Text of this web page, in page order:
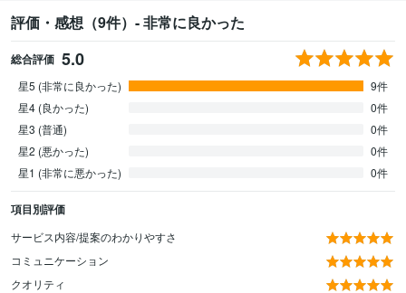
評価・感想（9件）- 非常に良かった
総合評価 5.0
星5 (非常に良かった)
9件
星4 (良かった)
0件
星3 (普通)
0件
星2 (悪かった)
0件
星1 (非常に悪かった)
0件
項目別評価
サービス内容/提案のわかりやすさ
コミュニケーション
クオリティ